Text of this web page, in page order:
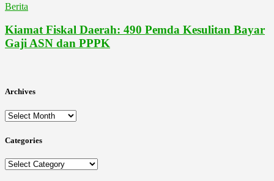
Berita
Kiamat Fiskal Daerah: 490 Pemda Kesulitan Bayar
Gaji ASN dan PPPK
Archives
Archives
Categories
Categories